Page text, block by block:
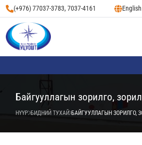
(+976) 77037-3783, 7037-4161 English
Байгууллагын зорилго,
НҮҮР БИДНИЙ ТУХАЙ БАЙГУУЛЛАГЫН ЗОРИЛГО,